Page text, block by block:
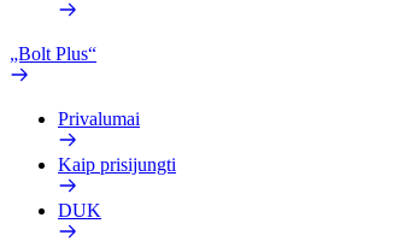
„Bolt Plus“
Privalumai
Kaip prisijungti
DUK